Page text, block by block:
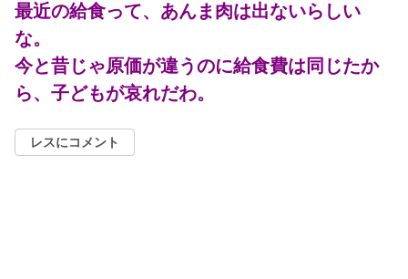
最近の給食って、あんま肉は出ないらしい
な。
今と昔じゃ原価が違うのに給食費は同じたか
ら、子どもが哀れだわ。
レスにコメント